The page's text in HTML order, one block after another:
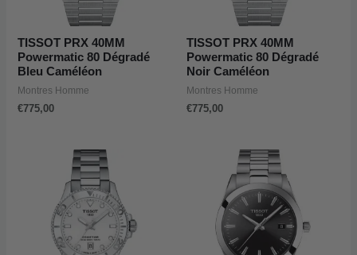
TISSOT PRX 40MM
Powermatic 80 Dégradé
Bleu Caméléon
Montres Homme
€775,00
TISSOT PRX 40MM
Powermatic 80 Dégradé
Noir Caméléon
Montres Homme
€775,00